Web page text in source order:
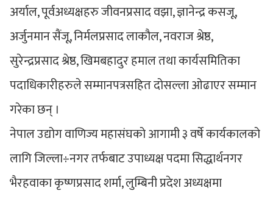
अर्याल, पूर्वअध्यक्षहरु जीवनप्रसाद वझा, ज्ञानेन्द्र कसजू,
अर्जुनमान सैंजू, निर्मलप्रसाद लाकौल, नवराज श्रेष्ठ,
सुरेन्द्रप्रसाद श्रेष्ठ, खिमबहादुर हमाल तथा कार्यसमितिका
पदाधिकारीहरुले सम्मानपत्रसहित दोसल्ला ओढाएर सम्मान
गरेका छन् ।
नेपाल उद्योग वाणिज्य महासंघको आगामी ३ वर्षे कार्यकालको
लागि जिल्ला÷नगर तर्फबाट उपाध्यक्ष पदमा सिद्धार्थनगर
भैरहवाका कृष्णप्रसाद शर्मा, लुम्बिनी प्रदेश अध्यक्षमा